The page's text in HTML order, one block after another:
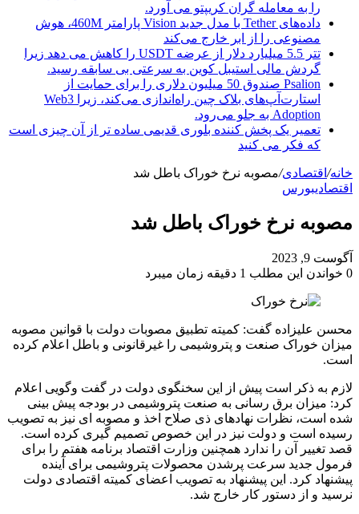
را به معامله گران کریپتو می آورد.
داده‌های Tether با مدل جدید Vision پارامتر 460M، هوش
مصنوعی را از ابر خارج می‌کند
تتر 5.5 میلیارد دلار از عرضه USDT را کاهش می دهد زیرا
گردش مالی استیبل کوین به سرعتی بی سابقه رسید.
Psalion صندوق 50 میلیون دلاری را برای حمایت از
استارت‌آپ‌های بلاک چین راه‌اندازی می‌کند، زیرا Web3
Adoption به جلو می‌رود.
تعمیر یک پخش کننده بلوری قدیمی ساده تر از آن چیزی است
که فکر می کنید
خانه/ اقتصادی/مصوبه نرخ خوراک باطل شد
اقتصادیبورس
مصوبه نرخ خوراک باطل شد
آگوست 9, 2023
0 خواندن این مطلب 1 دقیقه زمان میبرد
محسن علیزاده گفت: کمیته تطبیق مصوبات دولت با قوانین مصوبه
میزان خوراک صنعت و پتروشیمی را غیرقانونی و باطل اعلام کرده
است.
لازم به ذکر است پیش از این سخنگوی دولت در گفت وگویی اعلام
کرد: میزان برق رسانی به صنعت پتروشیمی در بودجه پیش بینی
شده است، نظرات نهادهای ذی صلاح اخذ و مصوبه ای نیز به تصویب
رسیده است و دولت نیز در این خصوص تصمیم گیری کرده است.
قصد تغییر آن را ندارد همچنین وزارت اقتصاد برنامه هفتم را برای
فرمول جدید سرعت پرشدن محصولات پتروشیمی برای آینده
پیشنهاد کرد. این پیشنهاد به تصویب اعضای کمیته اقتصادی دولت
نرسید و از دستور کار خارج شد.